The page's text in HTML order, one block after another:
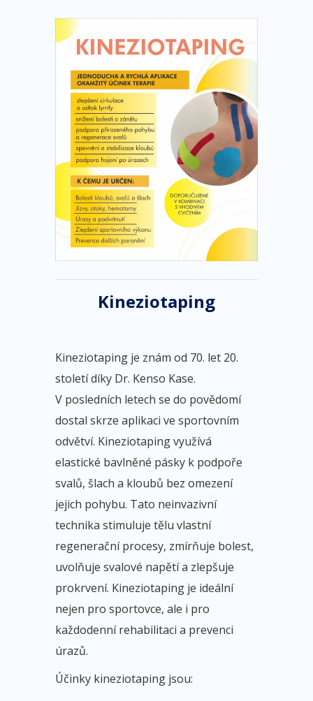
Kineziotaping
Kineziotaping je znám od 70. let 20.
století díky Dr. Kenso Kase.
V posledních letech se do povědomí
dostal skrze aplikaci ve sportovním
odvětví. Kineziotaping využívá
elastické bavlněné pásky k podpoře
svalů, šlach a kloubů bez omezení
jejich pohybu. Tato neinvazivní
technika stimuluje tělu vlastní
regenerační procesy, zmírňuje bolest,
uvolňuje svalové napětí a zlepšuje
prokrvení. Kineziotaping je ideální
nejen pro sportovce, ale i pro
každodenní rehabilitaci a prevenci
úrazů.
Účinky kineziotaping jsou: